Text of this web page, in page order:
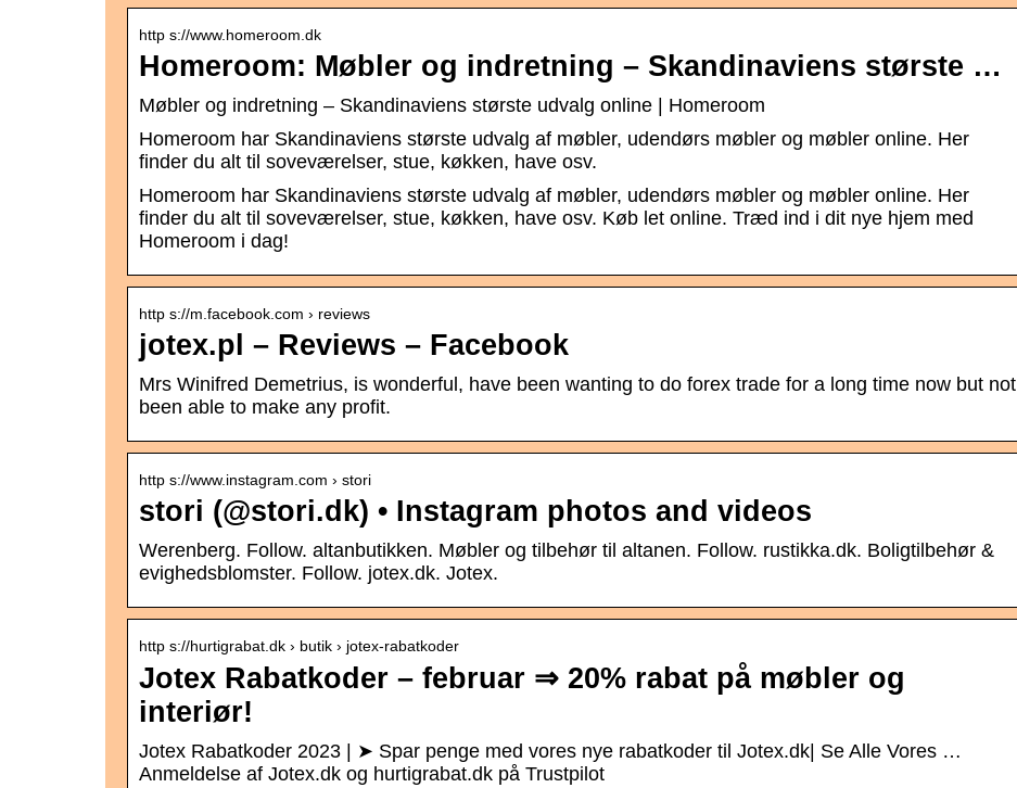
http s://www.homeroom.dk
Homeroom: Møbler og indretning – Skandinaviens største …
Møbler og indretning – Skandinaviens største udvalg online | Homeroom
Homeroom har Skandinaviens største udvalg af møbler, udendørs møbler og møbler online. Her
finder du alt til soveværelser, stue, køkken, have osv.
Homeroom har Skandinaviens største udvalg af møbler, udendørs møbler og møbler online. Her
finder du alt til soveværelser, stue, køkken, have osv. Køb let online. Træd ind i dit nye hjem med
Homeroom i dag!
http s://m.facebook.com › reviews
jotex.pl – Reviews – Facebook
Mrs Winifred Demetrius, is wonderful, have been wanting to do forex trade for a long time now but not
been able to make any profit.
http s://www.instagram.com › stori
stori (@stori.dk) • Instagram photos and videos
Werenberg. Follow. altanbutikken. Møbler og tilbehør til altanen. Follow. rustikka.dk. Boligtilbehør &
evighedsblomster. Follow. jotex.dk. Jotex.
http s://hurtigrabat.dk › butik › jotex-rabatkoder
Jotex Rabatkoder – februar ⇒ 20% rabat på møbler og
interiør!
Jotex Rabatkoder 2023 | ➤ Spar penge med vores nye rabatkoder til Jotex.dk| Se Alle Vores …
Anmeldelse af Jotex.dk og hurtigrabat.dk på Trustpilot